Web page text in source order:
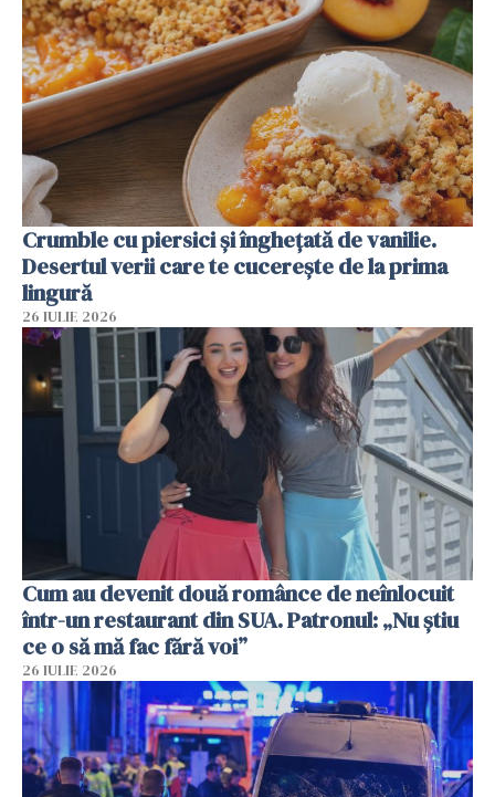
Crumble cu piersici și înghețată de vanilie.
Desertul verii care te cucerește de la prima
lingură
26 IULIE 2026
Cum au devenit două românce de neînlocuit
într-un restaurant din SUA. Patronul: „Nu știu
ce o să mă fac fără voi”
26 IULIE 2026